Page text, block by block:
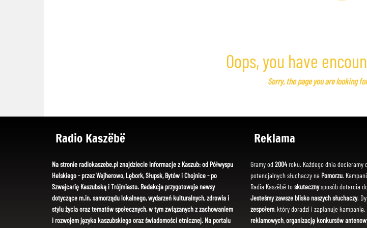
Oops, you have
Sorry, the page you are looking
Radio Kaszëbë
Na stronie radiokaszebe.pl znajdziecie informacje z Kaszub: od Półwyspu
Helskiego - przez Wejherowo, Lębork, Słupsk, Bytów i Chojnice - po
Szwajcarię Kaszubską i Trójmiasto. Redakcja przygotowuje newsy
dotyczące m.in. samorządu lokalnego, wydarzeń kulturalnych, zdrowia i
stylu życia oraz tematów społecznych, w tym związanych z zachowaniem
i rozwojem języka kaszubskiego oraz świadomości etnicznej. Na portalu
Reklama
Gramy od 2004roku. Każdego dnia docieramy
potencjalnych słuchaczy na Pomorzu.
Radia Kaszëbë toskutecznysposób dotarcia
Jesteśmy zawsze blisko naszych słuchaczy.
zespołem, który doradzi i zaplanuje
reklamowych,organizację konkursów